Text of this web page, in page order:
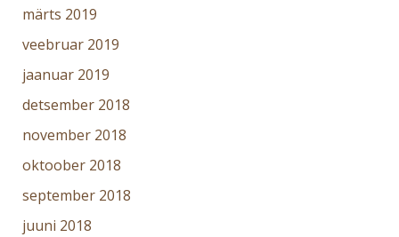
märts 2019
veebruar 2019
jaanuar 2019
detsember 2018
november 2018
oktoober 2018
september 2018
juuni 2018